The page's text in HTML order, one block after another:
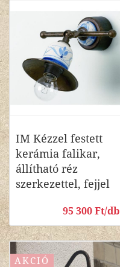
IM Kézzel festett
kerámia falikar,
állítható réz
szerkezettel, fejjel
95 300 Ft/db
AKCIÓ